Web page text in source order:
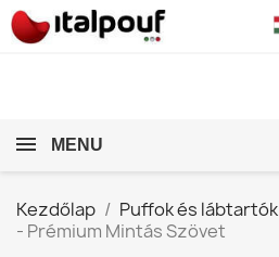
MENU
Kezdőlap Puffok és lábtartók
- Prémium Mintás Szövet